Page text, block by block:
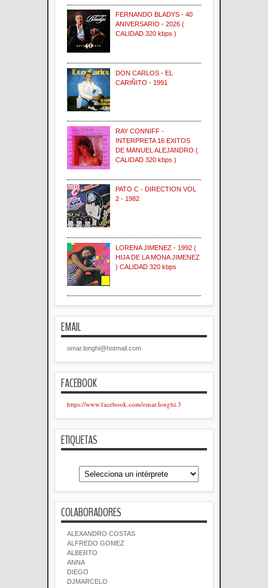
FERNANDO BLADYS - 40
ANIVERSARIO - 2026 (
CALIDAD 320 kbps )
DON CARLOS - EL
CARIÑITO - 1991
RAY CONNIFF -
INTERPRETA 16 EXITOS
DE MANUEL ALEJANDRO (
CALIDAD 320 kbps )
PATO C - DIRECTION VOL
2 - 1982
LORENA JIMENEZ - 1992 (
HIJA DE LA MONA JIMENEZ
) CALIDAD 320 kbps
EMAIL
omar.longhi@hotmail.com
FACEBOOK
https://www.facebook.com/omar.longhi.3
ETIQUETAS
COLABORADORES
ALEXANDRO COSTAS
ALFREDO GOMEZ
ALBERTO
ANNA
DIEGO
DJMARCELO